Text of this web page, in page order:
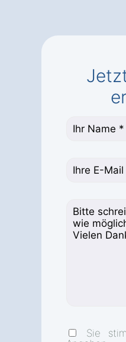
Sie